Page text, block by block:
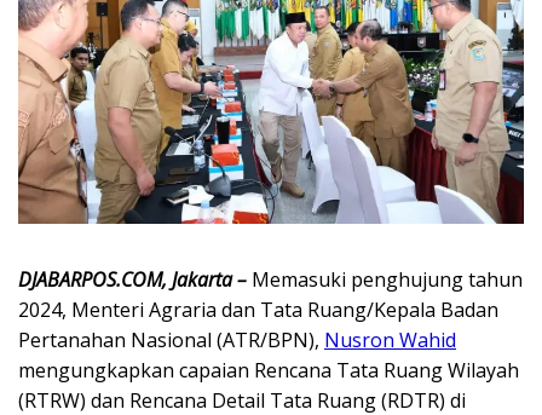
DJABARPOS.COM, Jakarta – Memasuki penghujung tahun
2024, Menteri Agraria dan Tata Ruang/Kepala Badan
Pertanahan Nasional (ATR/BPN), Nusron Wahid
mengungkapkan capaian Rencana Tata Ruang Wilayah
(RTRW) dan Rencana Detail Tata Ruang (RDTR) di